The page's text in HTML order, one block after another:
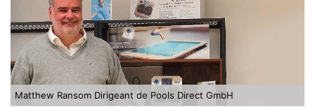
Matthew Ransom Dirigeant de Pools Direct GmbH